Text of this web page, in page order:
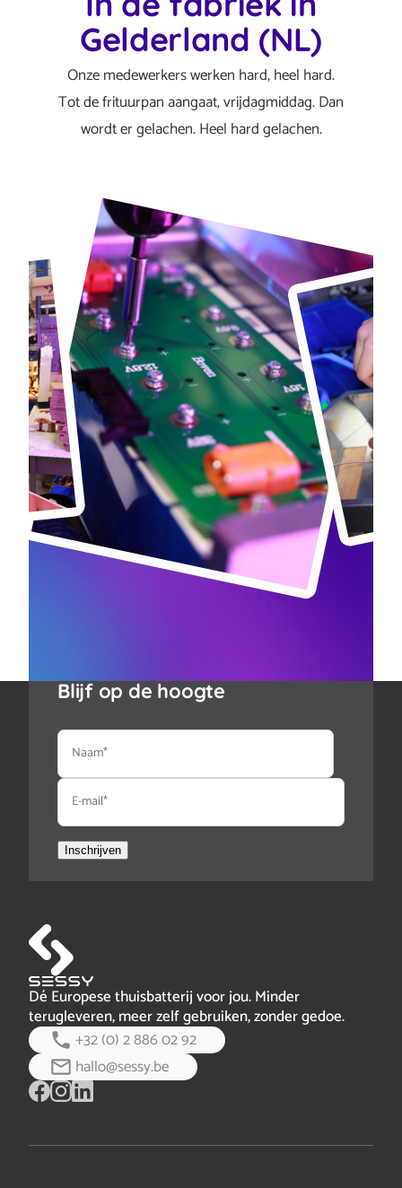
Gelderland (NL)
Onze medewerkers werken hard, heel hard.
Tot de frituurpan aangaat, vrijdagmiddag. Dan
wordt er gelachen. Heel hard gelachen.
Blijf op de hoogte
Naam
E-
mail
Inschrijven
Dé Europese thuisbatterij voor jou. Minder
terugleveren, meer zelf gebruiken, zonder gedoe.
+32 (0) 2 886 02 92
hallo@sessy.be